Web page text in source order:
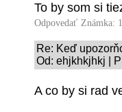
To by som si
Odpovedať Známka:
Re: Keď
Od: ehjkhkjhkj |
A co by si rad